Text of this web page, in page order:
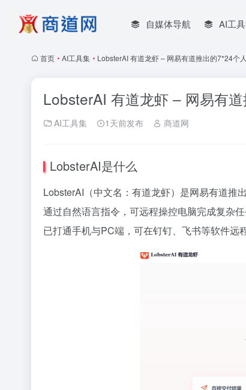
自媒体导航 AI工
首页 • AI工具集 • LobsterAI 有道龙虾 – 网易有道推出的7*24个
LobsterAI 有道龙虾 – 网易有
AI工具集 1天前发布 商道网
LobsterAI是什么
LobsterAI（中文名：有道龙虾）是网易有道推
通过自然语言指令，可远程操控电脑完成复杂
已打通手机与PC端，可在钉钉、飞书等软件远